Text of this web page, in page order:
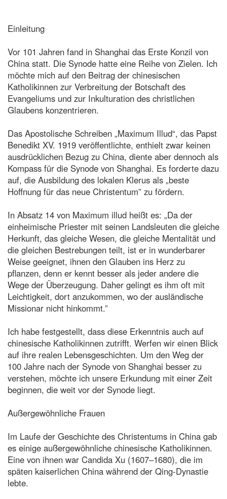
Einleitung
Vor 101 Jahren fand in Shanghai das Erste Konzil von
China statt. Die Synode hatte eine Reihe von Zielen. Ich
möchte mich auf den Beitrag der chinesischen
Katholikinnen zur Verbreitung der Botschaft des
Evangeliums und zur Inkulturation des christlichen
Glaubens konzentrieren.
Das Apostolische Schreiben „Maximum Illud“, das Papst
Benedikt XV. 1919 veröffentlichte, enthielt zwar keinen
ausdrücklichen Bezug zu China, diente aber dennoch als
Kompass für die Synode von Shanghai. Es forderte dazu
auf, die Ausbildung des lokalen Klerus als „beste
Hoffnung für das neue Christentum” zu fördern.
In Absatz 14 von Maximum illud heißt es: „Da der
einheimische Priester mit seinen Landsleuten die gleiche
Herkunft, das gleiche Wesen, die gleiche Mentalität und
die gleichen Bestrebungen teilt, ist er in wunderbarer
Weise geeignet, ihnen den Glauben ins Herz zu
pflanzen, denn er kennt besser als jeder andere die
Wege der Überzeugung. Daher gelingt es ihm oft mit
Leichtigkeit, dort anzukommen, wo der ausländische
Missionar nicht hinkommt.”
Ich habe festgestellt, dass diese Erkenntnis auch auf
chinesische Katholikinnen zutrifft. Werfen wir einen Blick
auf ihre realen Lebensgeschichten. Um den Weg der
100 Jahre nach der Synode von Shanghai besser zu
verstehen, möchte ich unsere Erkundung mit einer Zeit
beginnen, die weit vor der Synode liegt.
Außergewöhnliche Frauen
Im Laufe der Geschichte des Christentums in China gab
es einige außergewöhnliche chinesische Katholikinnen.
Eine von ihnen war Candida Xu (1607–1680), die im
späten kaiserlichen China während der Qing-Dynastie
lebte.